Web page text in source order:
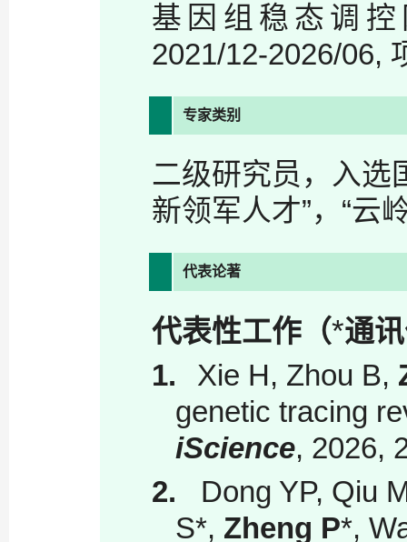
基因组稳态调控
2021/12-2026/06,
专家类别
二级研究员，入选
新领军人才”，“云
代表论著
代表性工作（*通
1.
Xie H, Zhou B,
genetic tracing
iScience, 2026,
2.
Dong YP, Qiu
S*, Zheng P*,